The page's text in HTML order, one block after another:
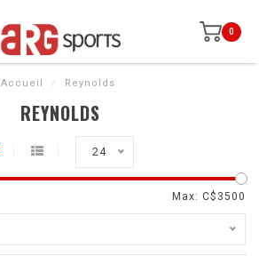
0
Accueil / Reynolds
REYNOLDS
24
Max: C$ 3500